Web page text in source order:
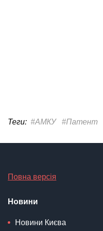
Теги: #АМКУ #Патент
Повна версія
Новини
Новини Києва